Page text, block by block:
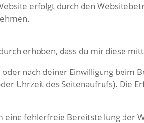
erfolgt durch den
erhoben, dass du mir diese
nach deiner Einwilligung beim
Uhrzeit des Seitenaufrufs). Die
eine fehlerfreie Bereitstellung der